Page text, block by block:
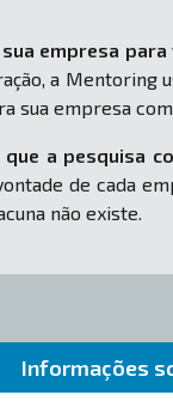
empresa para
a Mentoring
sua empresa
a pesquisa
de cada
não existe.
Informações